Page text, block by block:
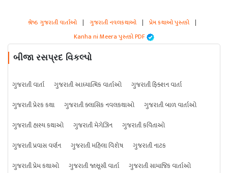
શ્રેષ્ઠ ગુજરાતી વાર્તાઓ | ગુજરાતી નવલકથાઓ | પ્રેમ કથાઓ પુસ્તકો |
Kanha ni Meera પુસ્તકો PDF
બીજા રસપ્રદ વિકલ્પો
ગુજરાતી વાર્તા ગુજરાતી આધ્યાત્મિક વાર્તાઓ
ગુજરાતી ફિક્શન વાર્તા
ગુજરાતી પ્રેરક કથા
ગુજરાતી ક્લાસિક નવલકથાઓ
ગુજરાતી બાળ વાર્તાઓ
ગુજરાતી હાસ્ય કથાઓ
ગુજરાતી મેગેઝિન
ગુજરાતી કવિતાઓ
ગુજરાતી પ્રવાસ વર્ણન
ગુજરાતી મહિલા વિશેષ
ગુજરાતી નાટક
ગુજરાતી પ્રેમ કથાઓ
ગુજરાતી જાસૂસી વાર્તા
ગુજરાતી સામાજિક વાર્તાઓ